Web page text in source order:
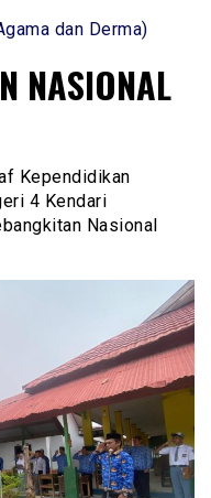
dan Derma)
NASIONAL
Kependidikan
4 Kendari
Nasional